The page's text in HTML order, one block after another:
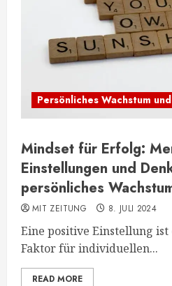
Persönliches Wachstum
Mindset für Erfolg:
Einstellungen und
persönliches
MIT ZEITUNG 8. JULI 2024
Eine positive Einstellung
Faktor für individuellen...
READ MORE